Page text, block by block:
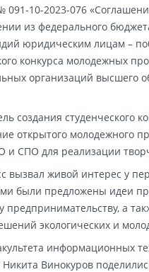
091-10-2023-076
из федерального
юридическим лицам –
конкурса молодежных
организаций высшего
создания студенческого
открытого молодежного
и СПО для реализации
вызвал живой интерес у
были предложены идеи
предпринимательству, а
экологических и
информационных
Никита Винокуров